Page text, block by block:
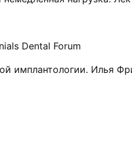
Dental Forum
имплантологии. Илья